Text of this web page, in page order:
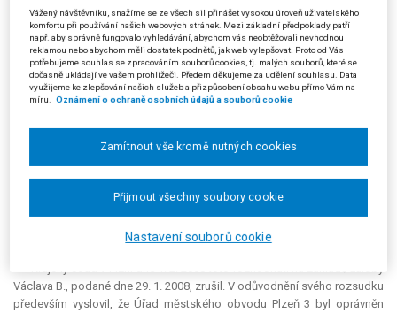
Datum konání shromáždění je navíc spojeno s prvními transporty Židů
do koncentračních táborů, den konání (sobota) je židovským svátkem a
průvod je směrován tak, aby prošel kolem Velké synagogy. Je tak dán
důvod zákazu shromáždění podle § 10 odst. 1 písm. a) zákona č.
84/1990 Sb. Žalovaný dále uvedl, že účastníci shromáždění jsou vyzýváni
k nošení střelných a jiných zbraní na shromáždění, což by mohlo vést k
pochod bude rušen ze strany levicově orientovaných radikálních skupin,
čímž může dojít k ohrožení veřejného pořádku i zdraví. Žalovaný dospěl
k závěru, že účel předmětného shromáždění směřuje k výzvě k
původ a náboženské vyznání, výrazně zasahuje do dopravní situace ve
městě a ohrožuje zdraví účastníků, a shromáždění z těchto důvodů
Václava B., podané dne 29. 1. 2008, zrušil. V odůvodnění svého rozsudku
především vyslovil, že Úřad městského obvodu Plzeň 3 byl oprávněn
Vážený návštěvníku, snažíme se ze všech sil přinášet vysokou úroveň uživatelského
komfortu při používání našich webových stránek. Mezi základní předpoklady patří
např. aby správně fungovalo vyhledávání, abychom vás neobtěžovali nevhodnou
reklamou nebo abychom měli dostatek podnětů, jak web vylepšovat. Proto od Vás
potřebujeme souhlas se zpracováním souborů cookies, tj. malých souborů, které se
dočasně ukládají ve vašem prohlížeči. Předem děkujeme za udělení souhlasu. Data
využijeme ke zlepšování našich služeb a přizpůsobení obsahu webu přímo Vám na
míru.
Oznámení o ochraně osobních údajů a souborů cookie
Nastavení souborů cookie
Zamítnout vše kromě nutných cookies
Přijmout všechny soubory cookie